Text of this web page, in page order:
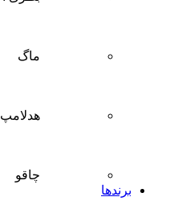
ماگ
هدلامپ
چاقو
برندها